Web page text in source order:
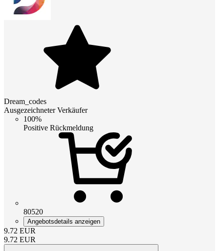
Dream_codes
Ausgezeichneter Verkäufer
100%
Positive Rückmeldung
80520
Angebotsdetails anzeigen
9.72 EUR
9.72 EUR